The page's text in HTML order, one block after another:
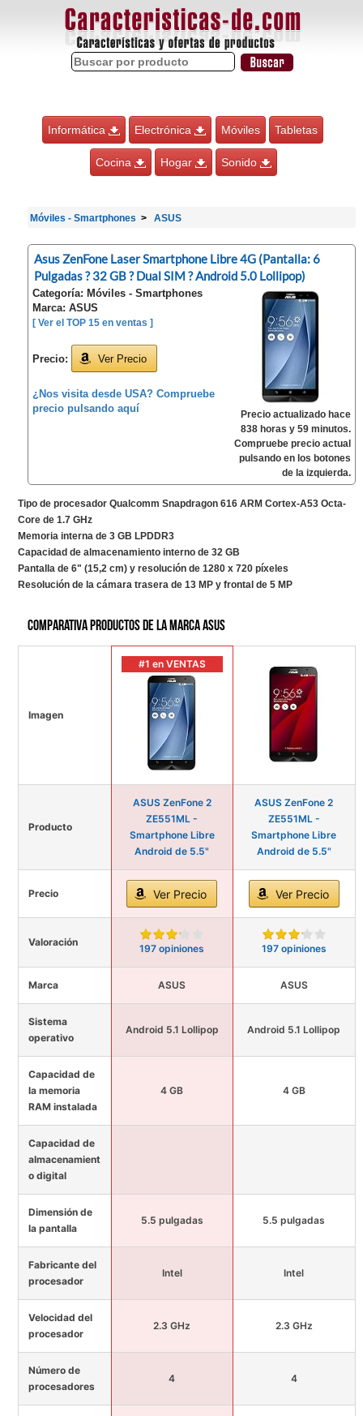
Informática Electrónica Móviles Tabletas
Cocina Hogar Sonido
Móviles - Smartphones ASUS
Asus ZenFone Laser Smartphone Libre 4G (Pantalla: 6
Pulgadas ? 32 GB ? Dual SIM ? Android 5.0 Lollipop)
Categoría: Móviles - Smartphones
Marca: ASUS
[ Ver el TOP 15 en ventas ]
Precio: Ver Precio
¿Nos visita desde USA? Compruebe
precio pulsando aquí
Precio actualizado hace
838 horas y 59 minutos.
Compruebe precio actual
pulsando en los botones
de la izquierda.
Tipo de procesador Qualcomm Snapdragon 616 ARM Cortex-A53 Octa-
Core de 1.7 GHz
Memoria interna de 3 GB LPDDR3
Capacidad de almacenamiento interno de 32 GB
Pantalla de 6" (15,2 cm) y resolución de 1280 x 720 píxeles
Resolución de la cámara trasera de 13 MP y frontal de 5 MP
Comparativa productos de la marca ASUS
Imagen
#1 en VENTAS
Producto
ASUS ZenFone 2
ZE551ML -
Smartphone Libre
Android de 5.5"
ASUS ZenFone 2
ZE551ML -
Smartphone Libre
Android de 5.5"
Precio Ver Precio Ver Precio
Valoración
197 opiniones 197 opiniones
Marca ASUS ASUS
Sistema
operativo
Android 5.1 Lollipop Android 5.1 Lollipop
Capacidad de
la memoria
RAM instalada
4 GB 4 GB
Capacidad de
almacenamient
o digital
Dimensión de
la pantalla
5.5 pulgadas 5.5 pulgadas
Fabricante del
procesador
Intel Intel
Velocidad del
procesador
2.3 GHz 2.3 GHz
Número de
procesadores
4 4